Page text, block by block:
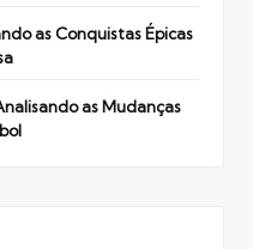
as Conquistas Épicas
as Mudanças